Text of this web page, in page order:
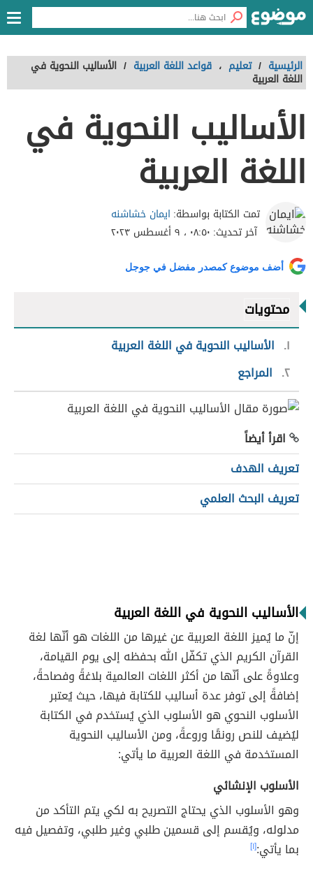
الرئيسية / تعليم ، قواعد اللغة العربية / الأساليب النحوية في
اللغة العربية
الأساليب النحوية في
اللغة العربية
تمت الكتابة بواسطة: ايمان خشاشنه
آخر تحديث: ٠٨:٥٠ ، ٩ أغسطس ٢٠٢٣
أضف موضوع كمصدر مفضل في جوجل
محتويات
١
الأساليب النحوية في اللغة العربية
٢ المراجع
اقرأ أيضاً
تعريف الهدف
تعريف البحث العلمي
الأساليب النحوية في اللغة العربية
إنّ ما يُميز اللغة العربية عن غيرها من اللغات هو أنّها لغة
القرآن الكريم الذي تكفّل الله بحفظه إلى يوم القيامة،
وعلاوةً على أنّها من أكثر اللغات العالمية بلاغةً وفصاحةً،
إضافةً إلى توفر عدة أساليب للكتابة فيها، حيث يُعتبر
الأسلوب النحوي هو الأسلوب الذي يُستخدم في الكتابة
ليُضيف للنص رونقًا وروعةً، ومن الأساليب النحوية
المستخدمة في اللغة العربية ما يأتي:
الأسلوب الإنشائي
وهو الأسلوب الذي يحتاج التصريح به لكي يتم التأكد من
مدلوله، ويُقسم إلى قسمين طلبي وغير طلبي، وتفصيل فيه
بما يأتي:[١]